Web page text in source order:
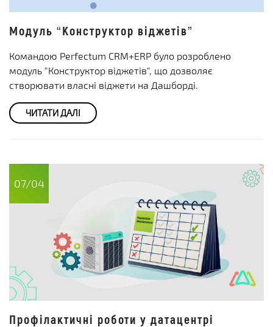
Модуль “Конструктор віджетів”
Командою Perfectum CRM+ERP було розроблено
модуль "Конструктор віджетів", що дозволяє
створювати власні віджети на Дашборді.
ЧИТАТИ ДАЛІ
07/04
Профілактичні роботи у датацентрі